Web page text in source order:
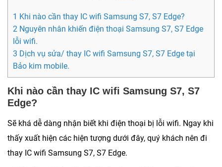
1 Khi nào cần thay IC wifi Samsung S7, S7 Edge?
2 Nguyên nhân khiến điện thoại Samsung S7, S7 Edge
lỗi wifi.
3 Dịch vụ sửa/ thay IC wifi Samsung S7, S7 Edge tại
Bảo kim mobile.
Khi nào cần thay IC wifi Samsung S7, S7
Edge?
Sẽ khá dễ dàng nhận biết khi điện thoại bị lỗi wifi. Ngay khi
thấy xuất hiện các hiện tượng dưới đây, quý khách nên đi
thay IC wifi Samsung S7, S7 Edge.